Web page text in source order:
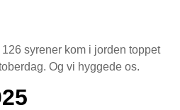
syrener kom i jorden toppet
Og vi hyggede os.